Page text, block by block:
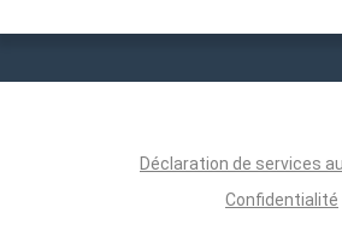
Déclaration de services
Confidentialité